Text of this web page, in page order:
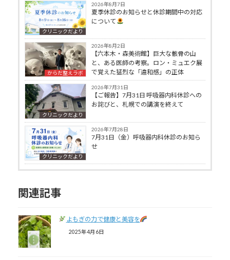
クリニックだより
2026年8月7日
夏季休診のお知らせと休診期間中の対応
について
からだ整えラボ
2026年8月2日
【六本木・森美術館】巨大な骸骨の山
と、ある医師の考察。ロン・ミュエク展
で覚えた猛烈な「違和感」の正体
クリニックだより
2026年7月31日
【ご報告】7月31日 呼吸器内科休診への
お詫びと、札幌での講演を終えて
クリニックだより
2026年7月28日
7月31日（金）呼吸器内科休診のお知ら
せ
関連記事
よもぎの力で健康と美容を
2025年4月6日